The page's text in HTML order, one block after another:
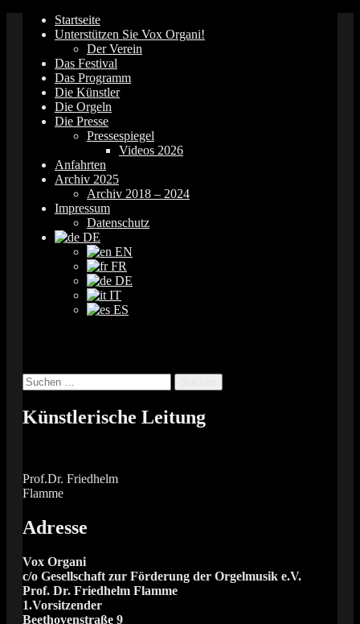
Springe
zum
Startseite
Unterstützen Sie Vox Organi!
Der Verein
Das Festival
Das Programm
Die Künstler
Die Orgeln
Die Presse
Pressespiegel
Videos 2026
Anfahrten
Archiv 2025
Archiv 2018 – 2024
Impressum
Datenschutz
DE
EN
FR
DE
IT
ES
Suchen
nach:
Künstlerische Leitung
Prof.Dr. Friedhelm
Flamme
Adresse
Vox Organi
c/o Gesellschaft zur Förderung der Orgelmusik e.V.
Prof. Dr. Friedhelm Flamme
1.Vorsitzender
Beethovenstraße 9